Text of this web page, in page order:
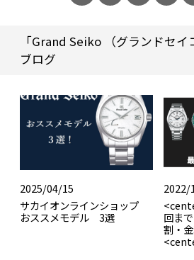
「Grand Seiko （グランドセ
ブログ
2025/04/15
サカイオンラインショップ
おススメモデル 3選
2022/
回ま
割・